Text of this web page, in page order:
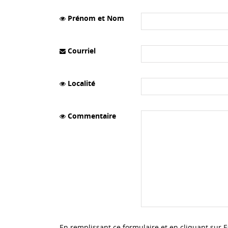
Prénom et Nom
Courriel
Localité
Commentaire